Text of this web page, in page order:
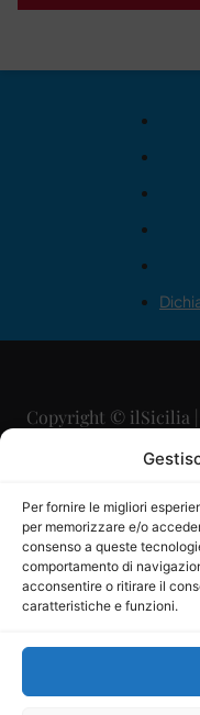
Per fornire le migliori
per memorizzare e/o
consenso a queste
comportamento di
acconsentire o ritirare il
caratteristiche e funzioni.
Copyright © ilSicilia |
Direttore
Direttore
Mercurio